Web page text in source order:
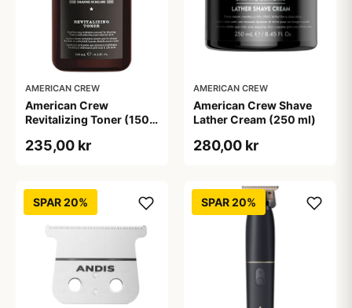
AMERICAN CREW
American Crew
Revitalizing Toner (150
235,00 kr
AMERICAN CREW
American Crew Shave
Lather Cream (250 ml)
280,00 kr
SPAR 20% SPAR 20%